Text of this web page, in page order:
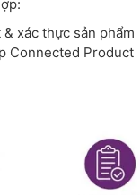
xác thực sản phẩm
Connected Product